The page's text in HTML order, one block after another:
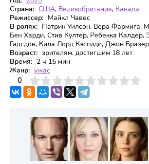
Страна: США, Великобритания, Канада
Режиссер: Майкл Чавес
В ролях: Патрик Уилсон, Вера Фармига,
Бен Харди, Стив Култер, Ребекка Калдер,
Гадсдон, Кила Лорд Кэссиди, Джон
Возраст: зрителям, достигшим 18 лет
Время: 2 ч 15 мин
Жанр: ужас
0
4 6 7 8 9 10